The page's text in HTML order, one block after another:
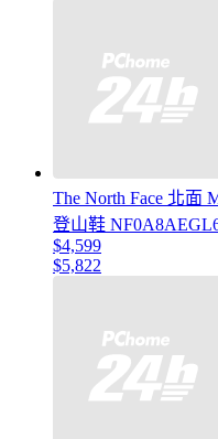
The North Face 北面
登山鞋
$4,599
$5,822